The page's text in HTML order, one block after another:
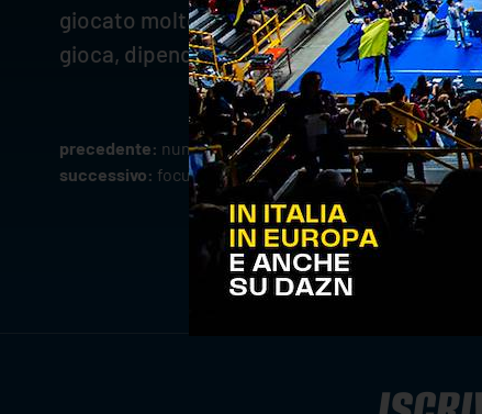
giocato molto bene alcune partite poi è
gioca, dipende da chi dà di più in campo
precedente: numeri e curiosità alla vigilia di rana
successivo: focus sull'avversario: cisterna volley